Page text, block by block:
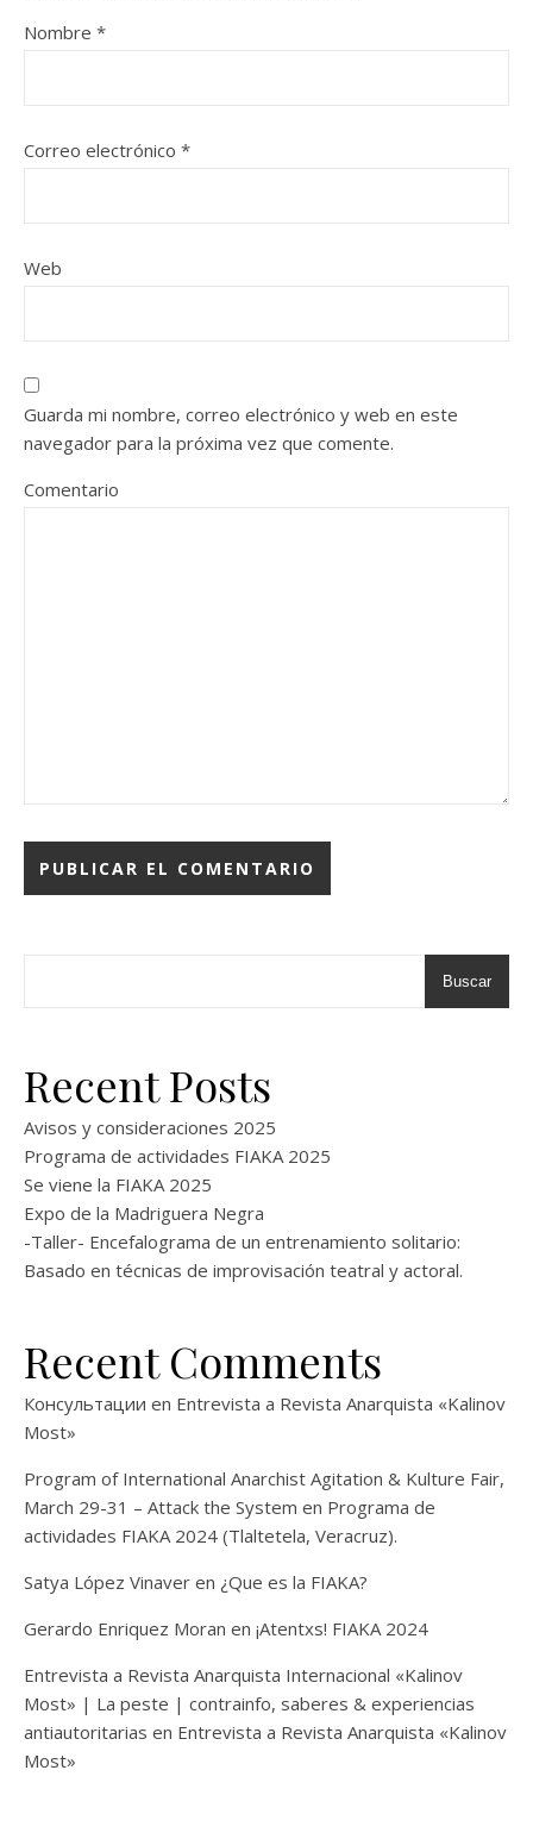
Nombre *
Correo electrónico *
Web
Guarda mi nombre, correo electrónico y web en este
navegador para la próxima vez que comente.
Comentario
Buscar
Recent Posts
Avisos y consideraciones 2025
Programa de actividades FIAKA 2025
Se viene la FIAKA 2025
Expo de la Madriguera Negra
-Taller- Encefalograma de un entrenamiento solitario:
Basado en técnicas de improvisación teatral y actoral.
Recent Comments
Консультации en Entrevista a Revista Anarquista «Kalinov
Most»
Program of International Anarchist Agitation & Kulture Fair,
March 29-31 – Attack the System en Programa de
actividades FIAKA 2024 (Tlaltetela, Veracruz).
Satya López Vinaver en ¿Que es la FIAKA?
Gerardo Enriquez Moran en ¡Atentxs! FIAKA 2024
Entrevista a Revista Anarquista Internacional «Kalinov
Most» | La peste | contrainfo, saberes & experiencias
antiautoritarias en Entrevista a Revista Anarquista «Kalinov
Most»